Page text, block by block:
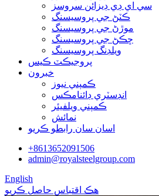
سي اي ڊي ڊيزائن سروسز
ڪٽڻ جي پروسيسنگ
موڙڻ جي پروسيسنگ
ڇڪڻ جي پروسيسنگ
ويلڊنگ پروسيسنگ
پروجيڪٽ ڪيس
خبرون
ڪمپني نيوز
انڊسٽري ڊائنامڪس
ڪمپني ويلفيئر
نمائش
اسان سان رابطو ڪريو
+8613652091506
admin@royalsteelgroup.com
English
هڪ اقتباس حاصل ڪريو